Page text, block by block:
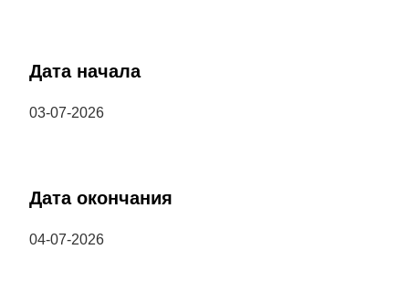
Дата начала
03-07-2026
Дата окончания
04-07-2026